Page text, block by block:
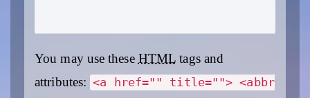
You may use these HTML tags and
attributes: <a href="" title=""> <abbr